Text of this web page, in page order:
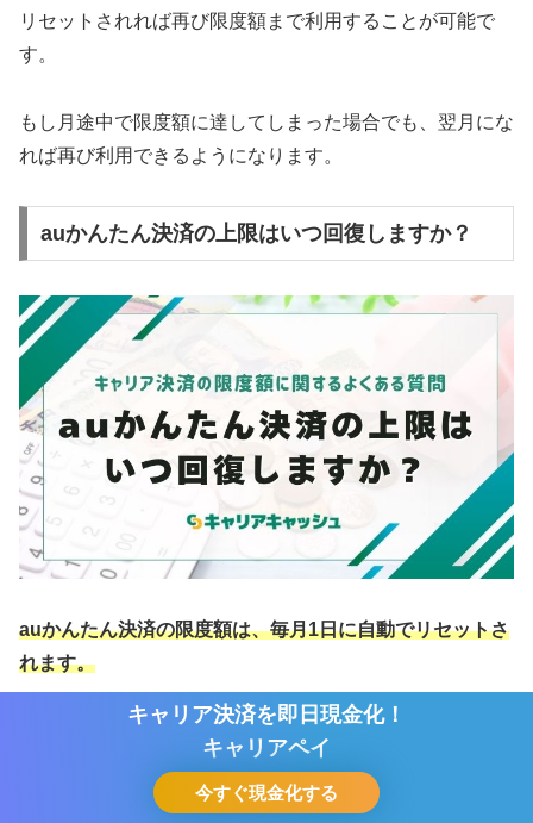
リセットされれば再び限度額まで利用することが可能で
す。
もし月途中で限度額に達してしまった場合でも、翌月にな
れば再び利用できるようになります。
auかんたん決済の上限はいつ回復しますか？
auかんたん決済の限度額は、毎月1日に自動でリセットさ
れます。
リセットされると、再度設定された限度額まで利用可能に
キャリア決済を即日現金化！
キャリアペイ
今すぐ現金化する
キャリア決済を即日現金化！
キャリアペイ
今すぐ現金化する
シェア トップ